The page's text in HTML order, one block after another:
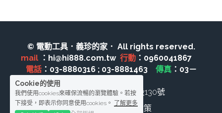
延長線、電線、電焊線
中亞焊條產品
空、油壓系列
© 電動工具．義珍的家． All rights reserved.
mail ：hi@hi888.com.tw 行動
電話：03-8880316 ; 03-8881463 傳真：03－
花蓮縣玉里鎮興國路二段130號
條款及條件
隱私政策
Cookie的使用
我們使用cookies來確保流暢的瀏覽體驗。若按
下接受，即表示你同意使用cookies。
了解更多